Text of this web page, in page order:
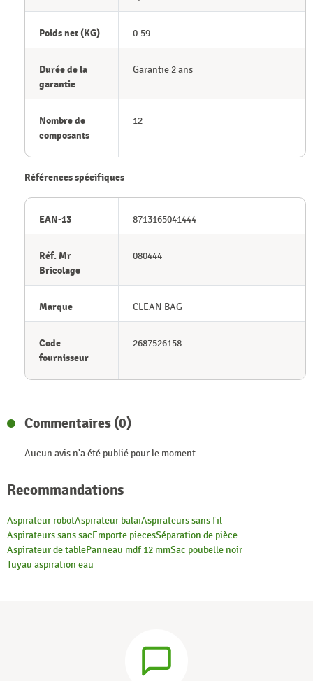
Poids net (KG) 0.59
Durée de la
garantie
Garantie 2 ans
Nombre de
composants
12
Références spécifiques
EAN-13 8713165041444
Réf. Mr
Bricolage
080444
Marque CLEAN BAG
Code
fournisseur
2687526158
Commentaires (0)
Aucun avis n'a été publié pour le moment.
Recommandations
Aspirateur robotAspirateur balaiAspirateurs sans fil
Aspirateurs sans sacEmporte piecesSéparation de pièce
Aspirateur de tablePanneau mdf 12 mmSac poubelle noir
Tuyau aspiration eau